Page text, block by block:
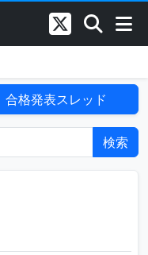
合格発表スレッド
検索